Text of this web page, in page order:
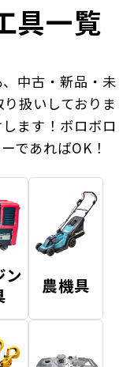
具一覧
中古・新品・未
扱いしておりま
ます！ボロボロ
であればOK！
ン
農機具